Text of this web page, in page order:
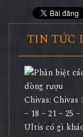
TIN TỨC